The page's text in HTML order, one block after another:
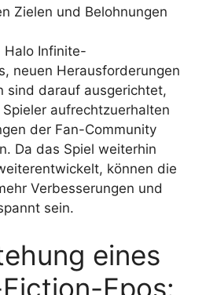
Zielen und Belohnungen
Halo Infinite-
neuen Herausforderungen
sind darauf ausgerichtet,
aufrechtzuerhalten
der Fan-Community
Da das Spiel weiterhin
können die
Verbesserungen und
sein.
eines
Epos: